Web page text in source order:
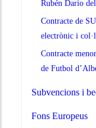
Rubén Dario
Contracte de
electrònic i
Contracte
de Futbol
Subvencions i
Fons Europeus